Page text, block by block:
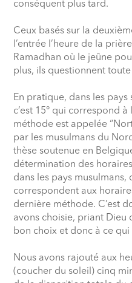
conséquent plus tard.
Ceux basés sur la
l’entrée l’heure de la
Ramadhan où le jeûne
plus, ils questionnent toute
En pratique, dans les pays
c’est 15° qui correspond
méthode est appelée
par les musulmans du
thèse soutenue en
détermination des
dans les pays musulmans,
correspondent aux
dernière méthode. C’est
avons choisie, priant Dieu
bon choix et donc à ce
Nous avons rajouté aux
(coucher du soleil) cinq